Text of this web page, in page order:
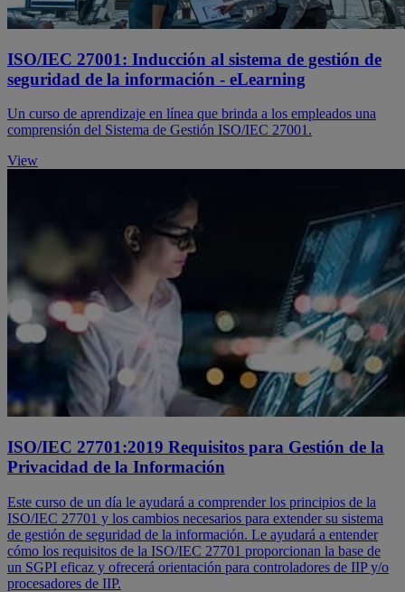
ISO/IEC 27001: Inducción al sistema de gestión de
seguridad de la información - eLearning
Un curso de aprendizaje en línea que brinda a los empleados una
comprensión del Sistema de Gestión ISO/IEC 27001.
View
ISO/IEC 27701:2019 Requisitos para Gestión de la
Privacidad de la Información
Este curso de un día le ayudará a comprender los principios de la
ISO/IEC 27701 y los cambios necesarios para extender su sistema
de gestión de seguridad de la información. Le ayudará a entender
cómo los requisitos de la ISO/IEC 27701 proporcionan la base de
un SGPI eficaz y ofrecerá orientación para controladores de IIP y/o
procesadores de IIP.